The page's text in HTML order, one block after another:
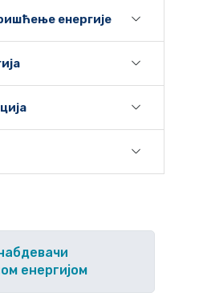
енергије
енергијом